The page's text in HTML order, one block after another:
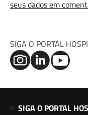
seus dados em
SIGA O PORTAL
SIGA O PORTAL